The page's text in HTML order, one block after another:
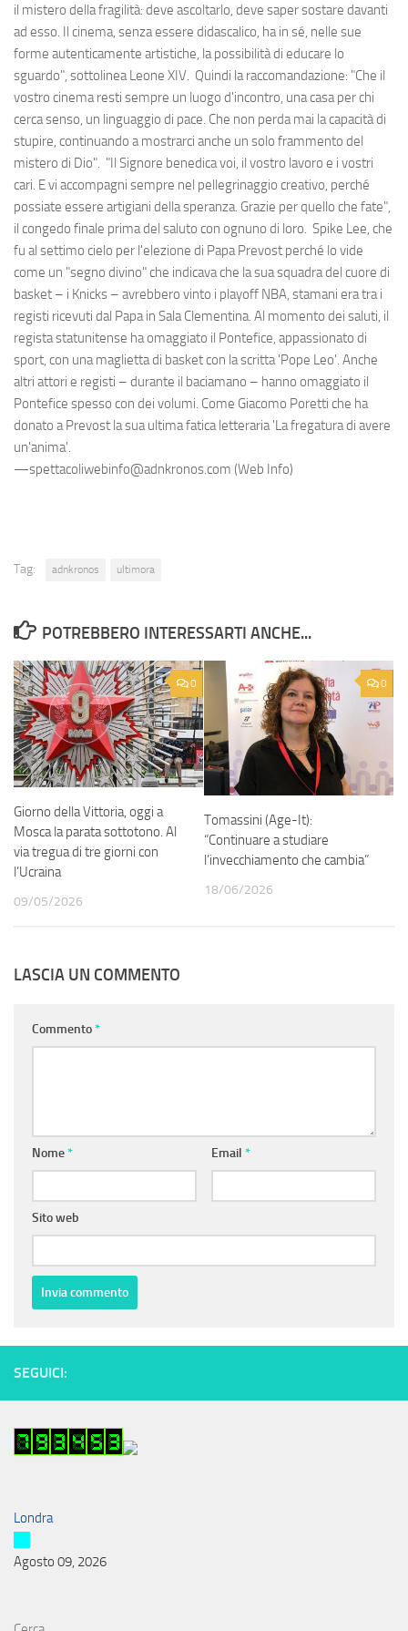
il mistero della fragilità: deve ascoltarlo, deve saper sostare davanti
ad esso. Il cinema, senza essere didascalico, ha in sé, nelle sue
forme autenticamente artistiche, la possibilità di educare lo
sguardo", sottolinea Leone XIV. Quindi la raccomandazione: "Che il
vostro cinema resti sempre un luogo d'incontro, una casa per chi
cerca senso, un linguaggio di pace. Che non perda mai la capacità di
stupire, continuando a mostrarci anche un solo frammento del
mistero di Dio". "Il Signore benedica voi, il vostro lavoro e i vostri
cari. E vi accompagni sempre nel pellegrinaggio creativo, perché
possiate essere artigiani della speranza. Grazie per quello che fate",
il congedo finale prima del saluto con ognuno di loro. Spike Lee, che
fu al settimo cielo per l'elezione di Papa Prevost perché lo vide
come un "segno divino" che indicava che la sua squadra del cuore di
basket – i Knicks – avrebbero vinto i playoff NBA, stamani era tra i
registi ricevuti dal Papa in Sala Clementina. Al momento dei saluti, il
regista statunitense ha omaggiato il Pontefice, appassionato di
sport, con una maglietta di basket con la scritta 'Pope Leo'. Anche
altri attori e registi – durante il baciamano – hanno omaggiato il
Pontefice spesso con dei volumi. Come Giacomo Poretti che ha
donato a Prevost la sua ultima fatica letteraria 'La fregatura di avere
un'anima'.
—spettacoliwebinfo@adnkronos.com (Web Info)
Tag: adnkronos ultimora
POTREBBERO INTERESSARTI ANCHE...
0
Giorno della Vittoria, oggi a
Mosca la parata sottotono. Al
via tregua di tre giorni con
l’Ucraina
09/05/2026
0
Tomassini (Age-It):
“Continuare a studiare
l’invecchiamento che cambia”
18/06/2026
LASCIA UN COMMENTO
Commento*
Nome* Email *
Sito web
SEGUICI:
Londra
Agosto 09, 2026